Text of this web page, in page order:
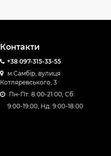
Контакти
+38 097-315-33-55
м.Самбір, вулиця
Котляревського, 3
Пн-Пт: 8:00-21:00, Сб:
9:00-19:00, Нд: 9:00-18:00